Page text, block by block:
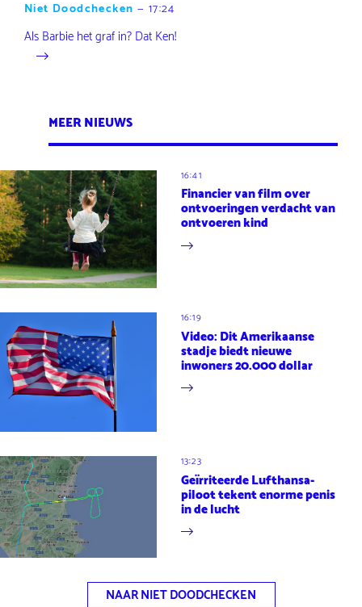
Niet Doodchecken — 17:24
Als Barbie het graf in? Dat Ken!
MEER NIEUWS
16:41
Financier van film over
ontvoeringen verdacht van
ontvoeren kind
16:19
Video: Dit Amerikaanse
stadje biedt nieuwe
inwoners 20.000 dollar
13:23
Geïrriteerde Lufthansa-
piloot tekent enorme penis
in de lucht
NAAR NIET DOODCHECKEN